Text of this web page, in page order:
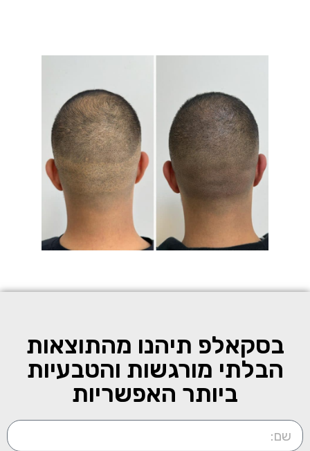
בסקאלפ תיהנו מהתוצאות
הבלתי מורגשות והטבעיות
ביותר האפשריות